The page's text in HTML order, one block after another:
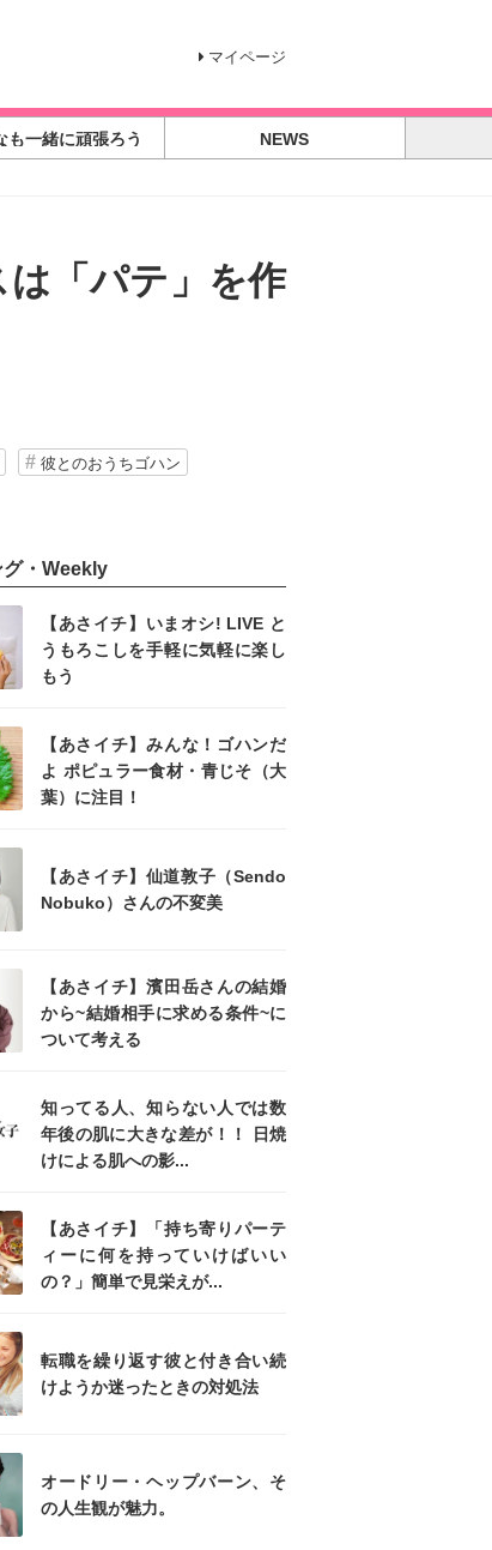
マイページ
も一緒に頑張ろう
NEWS
は「パテ」を作
彼とのおうちゴハン
グ・Weekly
【あさイチ】いまオシ! LIVE と
うもろこしを手軽に気軽に楽し
もう
【あさイチ】みんな！ゴハンだ
よ ポピュラー食材・青じそ（大
葉）に注目！
【あさイチ】仙道敦子（Sendo
Nobuko）さんの不変美
【あさイチ】濱田岳さんの結婚
から~結婚相手に求める条件~に
ついて考える
知ってる人、知らない人では数
年後の肌に大きな差が！！ 日焼
けによる肌への影...
【あさイチ】「持ち寄りパーテ
ィーに何を持っていけばいい
の？」簡単で見栄えが...
転職を繰り返す彼と付き合い続
けようか迷ったときの対処法
オードリー・ヘップバーン、そ
の人生観が魅力。